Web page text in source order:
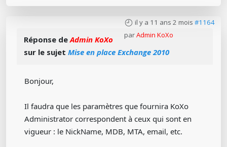
il y a 11 ans 2 mois #1164
parAdmin KoXo
Réponse deAdmin KoXo
sur le sujet Mise en place Exchange 2010
Bonjour,
Il faudra que les paramètres que fournira KoXo
Administrator correspondent à ceux qui sont en
vigueur : le NickName, MDB, MTA, email, etc.